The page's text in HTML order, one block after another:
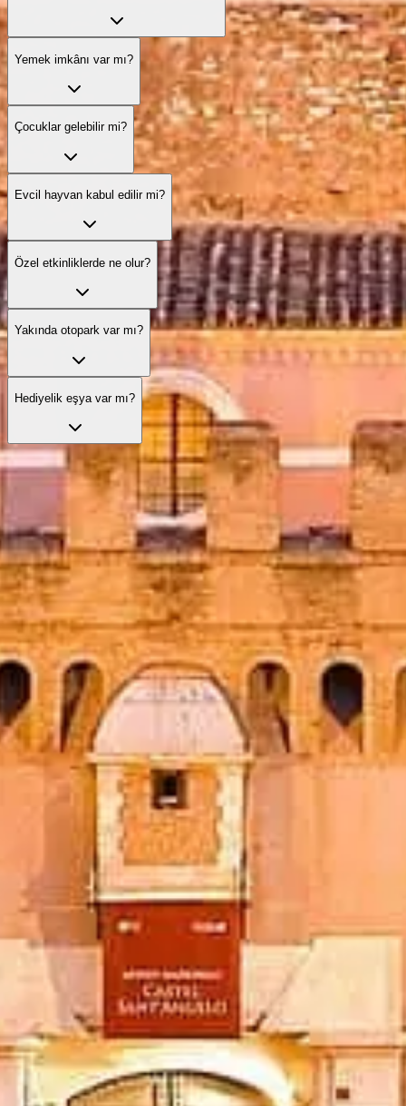
Yemek imkânı var mı?
Çocuklar gelebilir mi?
Evcil hayvan kabul edilir mi?
Özel etkinliklerde ne olur?
Yakında otopark var mı?
Hediyelik eşya var mı?
Biletlerinizle sırayı atlayın
Öncelikli giriş ve uzman rehberlik sunan en iyi bilet seçeneklerini
keşfedin.
Castel Sant'Angelo Roma
Bağımsız ve pratik bilgiler — biletler, saatler, tarih ve akıllı ipuçları.
Bu web sitesi bağımsızdır ve resmi müze yönetimi ile ilişkili
değildir.
castelsantangelo.org web sitesi, Castel Sant'Angelo hakkında
bağımsız bir bilgi platformudur.
Tüm tescilli markalar ilgili sahiplerine aittir. Biletlerle ilgili
sorularınız için lütfen doğrudan bilet sağlayıcılarla iletişime geçin.
Bize ulaşın
Hızlı bağlantılar
Biletlerinizi seçin